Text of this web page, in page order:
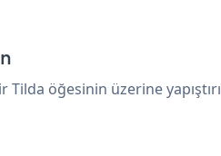
öğesinin üzerine